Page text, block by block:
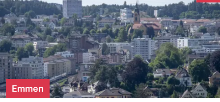
Emmen